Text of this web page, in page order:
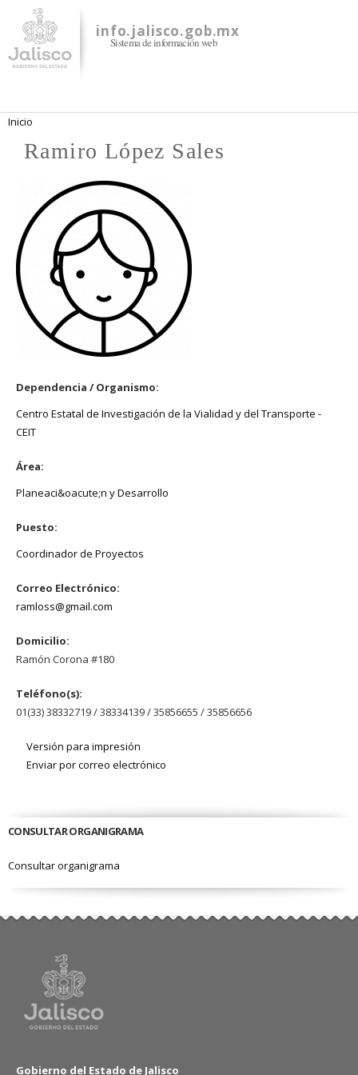
contenido
principal
info.jalisco.gob.mx
Sistema de información web
Se encuentra usted aquí
Inicio
Ramiro López Sales
Dependencia / Organismo:
Centro Estatal de Investigación de la Vialidad y del Transporte -
CEIT
Área:
Planeaci&oacute;n y Desarrollo
Puesto:
Coordinador de Proyectos
Correo Electrónico:
ramloss@gmail.com
Domicilio:
Ramón Corona #180
Teléfono(s):
01(33) 38332719 / 38334139 / 35856655 / 35856656
Versión para impresión
Enviar por correo electrónico
CONSULTAR ORGANIGRAMA
Consultar organigrama
Gobierno del Estado de Jalisco